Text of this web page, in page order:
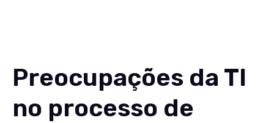
Preocupações da TI
no processo de